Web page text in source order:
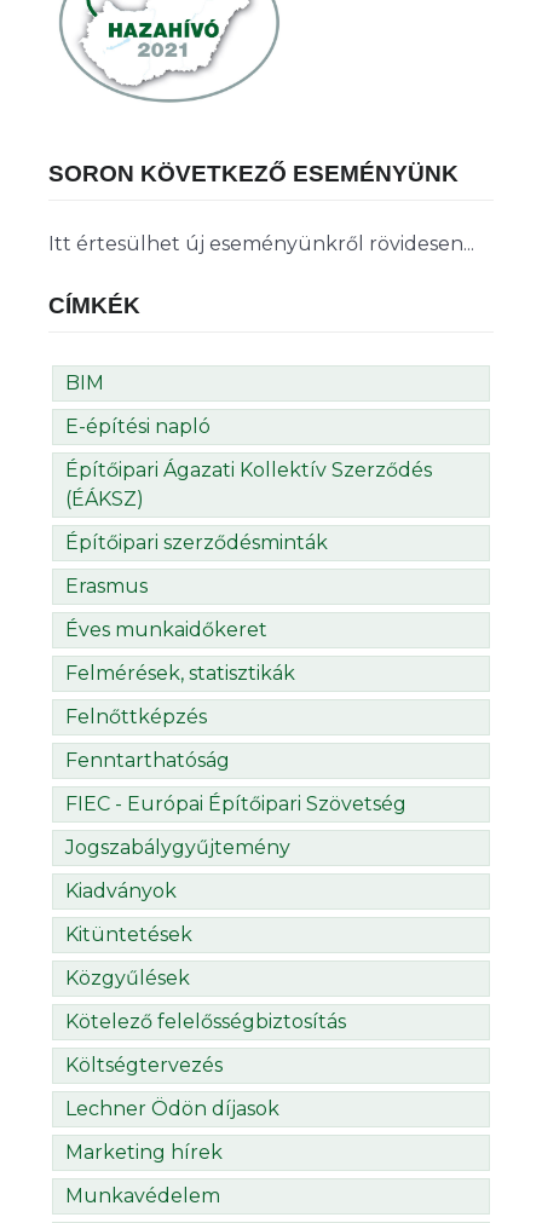
SORON KÖVETKEZŐ ESEMÉNYÜNK
Itt értesülhet új eseményünkről rövidesen...
CÍMKÉK
BIM
E-építési napló
Építőipari Ágazati Kollektív Szerződés
(ÉÁKSZ)
Építőipari szerződésminták
Erasmus
Éves munkaidőkeret
Felmérések, statisztikák
Felnőttképzés
Fenntarthatóság
FIEC - Európai Építőipari Szövetség
Jogszabálygyűjtemény
Kiadványok
Kitüntetések
Közgyűlések
Kötelező felelősségbiztosítás
Költségtervezés
Lechner Ödön díjasok
Marketing hírek
Munkavédelem